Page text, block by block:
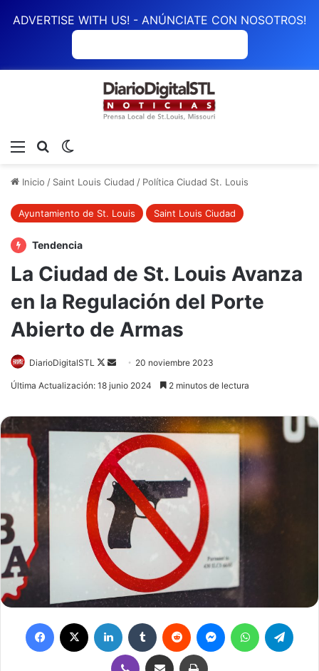
ADVERTISE WITH US! - ANÚNCIATE CON NOSOTROS!
Menú Buscar
Inicio / Saint Louis Ciudad / Política Ciudad St. Louis
Ayuntamiento de St. Louis Saint Louis Ciudad
Tendencia
La Ciudad de St. Louis Avanza
en la Regulación del Porte
Abierto de Armas
DiarioDigitalSTL
Follow
Send 20 noviembre 2023
Última Actualización: 18 junio 2024 2 minutos de lectura
Facebook LinkedIn Tumblr Reddit MessengerWhatsApp
Viber Compartir por correo electrónicoImprimir